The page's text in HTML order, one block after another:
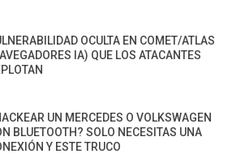
OCULTA EN COMET/ATLAS
IA) QUE LOS ATACANTES
UN MERCEDES O VOLKSWAGEN
BLUETOOTH? SOLO NECESITAS UNA
Y ESTE TRUCO